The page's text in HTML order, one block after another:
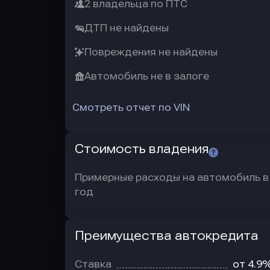
2 владельца по ПТС
ДТП не найдены
Повреждения не найдены
Автомобиль не в залоге
Смотреть отчет по VIN
Стоимость владения
Примерные расходы на автомобиль в
год
Преимущества автокредита
Ставка от